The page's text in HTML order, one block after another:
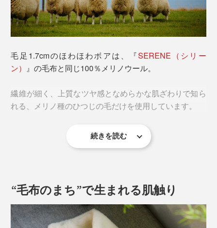
毛足1.7cmのほわほわボアは、『SERENE（シリー
ン） 』の毛布と同じ100％メリノウール。
繊維が細く、上質なツヤ感となめらかな肌ざわりで知ら
れる、メリノ種のひつじの毛だけを使用しています。
ウールというと「チクチクするのでは？」と思う人もい
自然のやさしさを感じる温かさです。
続きを読む
“毛布のまち”で生まれる肌触り